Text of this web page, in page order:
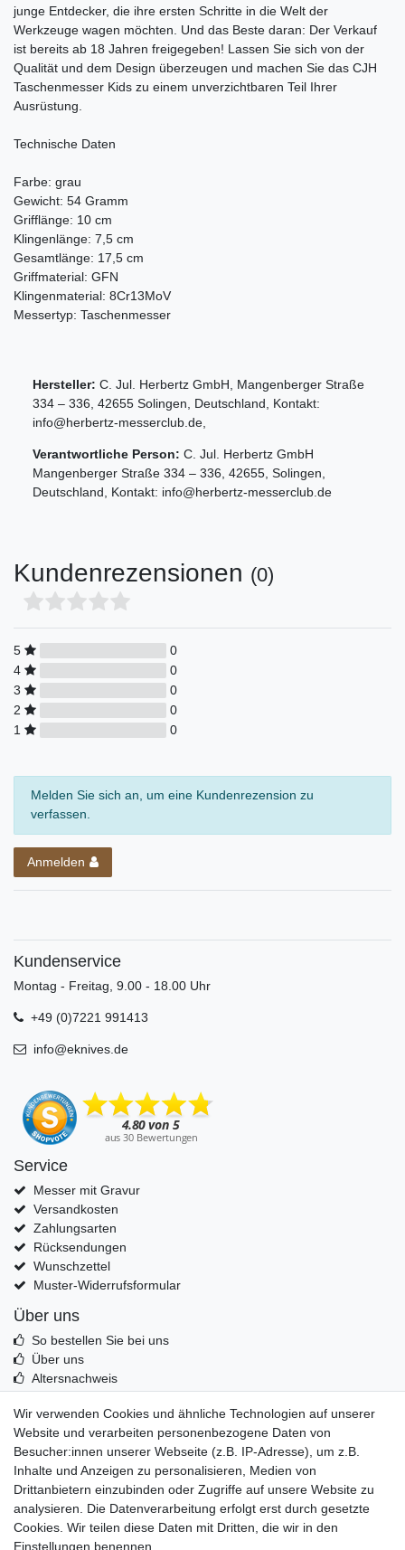
junge Entdecker, die ihre ersten Schritte in die Welt der
Werkzeuge wagen möchten. Und das Beste daran: Der Verkauf
ist bereits ab 18 Jahren freigegeben! Lassen Sie sich von der
Qualität und dem Design überzeugen und machen Sie das CJH
Taschenmesser Kids zu einem unverzichtbaren Teil Ihrer
Ausrüstung.
Technische Daten
Farbe: grau
Gewicht: 54 Gramm
Grifflänge: 10 cm
Klingenlänge: 7,5 cm
Gesamtlänge: 17,5 cm
Griffmaterial: GFN
Klingenmaterial: 8Cr13MoV
Messertyp: Taschenmesser
Hersteller: C. Jul. Herbertz GmbH
Mangenberger Straße
334 – 336 42655 Solingen Deutschland , Kontakt:
info@herbertz-messerclub.de
Verantwortliche Person: C. Jul. Herbertz GmbH
Mangenberger Straße 334 – 336 42655 Solingen
Deutschland , Kontakt: info@herbertz-messerclub.de
Kundenrezensionen (0)
5
0
4
0
3
0
2
0
1
0
Melden Sie sich an, um eine Kundenrezension zu
verfassen.
Anmelden
Kundenservice
Montag - Freitag, 9.00 - 18.00 Uhr
+49 (0)7221 991413
info@eknives.de
Service
Messer mit Gravur
Versandkosten
Zahlungsarten
Rücksendungen
Wunschzettel
Muster-Widerrufsformular
Über uns
So bestellen Sie bei uns
Über uns
Altersnachweis
Echtheit von Kundenbewertungen
Messer Info Forum
Messer schärfen
Messerhersteller
Stahltabelle
Stahlarten
Rockwell Härte
Wir verwenden Cookies und ähnliche Technologien auf unserer
Website und verarbeiten personenbezogene Daten von
Besucher:innen unserer Webseite (z.B. IP-Adresse), um z.B.
Inhalte und Anzeigen zu personalisieren, Medien von
Drittanbietern einzubinden oder Zugriffe auf unsere Website zu
analysieren. Die Datenverarbeitung erfolgt erst durch gesetzte
Cookies. Wir teilen diese Daten mit Dritten, die wir in den
Einstellungen benennen.